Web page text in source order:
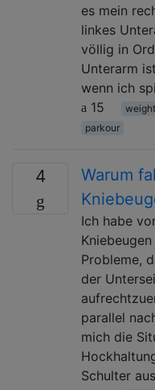
es mein
linkes
völlig in
Unterarm
wenn ich
15
parkour
4
Warum
Ich habe
Probleme,
der
parallel
mich die
Schulter